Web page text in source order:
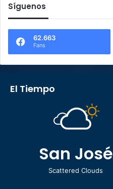
Síguenos
62.663
Fans
El Tiempo
San José
Scattered Clouds